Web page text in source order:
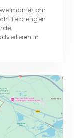
manier om
te brengen
in